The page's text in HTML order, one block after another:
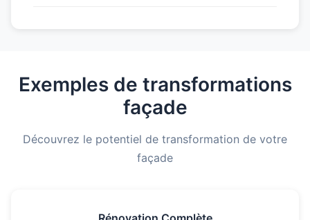
Exemples de transformations
façade
Découvrez le potentiel de transformation de votre
façade